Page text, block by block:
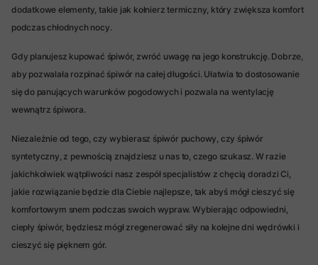
dodatkowe elementy, takie jak kołnierz termiczny, który zwiększa komfort
podczas chłodnych nocy.
Gdy planujesz kupować śpiwór, zwróć uwagę na jego konstrukcję. Dobrze,
aby pozwalała rozpinać śpiwór na całej długości. Ułatwia to dostosowanie
się do panujących warunków pogodowych i pozwala na wentylację
wewnątrz śpiwora.
Niezależnie od tego, czy wybierasz śpiwór puchowy, czy śpiwór
syntetyczny, z pewnością znajdziesz u nas to, czego szukasz. W razie
jakichkolwiek wątpliwości nasz zespół specjalistów z chęcią doradzi Ci,
jakie rozwiązanie będzie dla Ciebie najlepsze, tak abyś mógł cieszyć się
komfortowym snem podczas swoich wypraw. Wybierając odpowiedni,
ciepły śpiwór, będziesz mógł zregenerować siły na kolejne dni wędrówki i
cieszyć się pięknem gór.